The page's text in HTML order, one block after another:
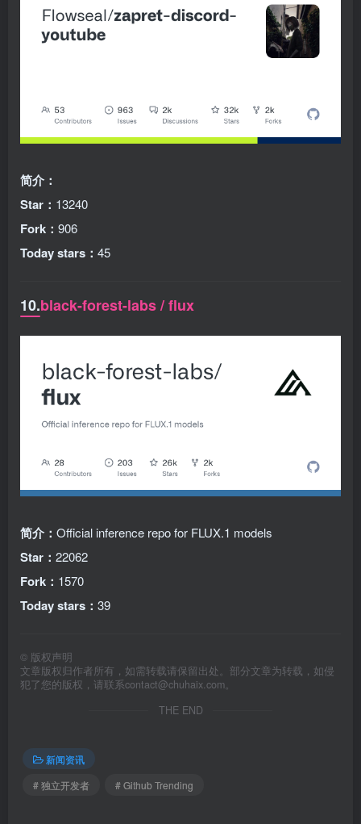
简介：
Star： 13240
Fork： 906
Today stars： 45
10.black-forest-labs / flux
简介： Official inference repo for FLUX.1 models
Star： 22062
Fork： 1570
Today stars： 39
© 版权声明
文章版权归作者所有，如需转载请保留出处。部分文章为转载，如侵
犯了您的版权，请联系contact@chuhaix.com。
THE END
新闻资讯
# 独立开发者
# Github Trending